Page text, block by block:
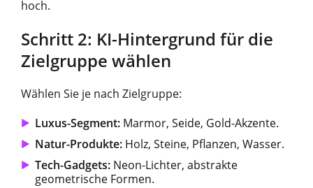
hoch.
Schritt 2: KI-Hintergrund für die
Zielgruppe wählen
Wählen Sie je nach Zielgruppe:
Luxus-Segment: Marmor, Seide, Gold-Akzente.
Natur-Produkte: Holz, Steine, Pflanzen, Wasser.
Tech-Gadgets: Neon-Lichter, abstrakte
geometrische Formen.